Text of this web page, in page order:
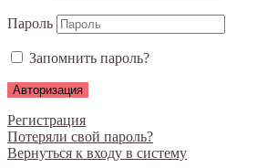
Пароль
Запомнить пароль?
Регистрация
Потеряли свой пароль?
Вернуться к входу в систему